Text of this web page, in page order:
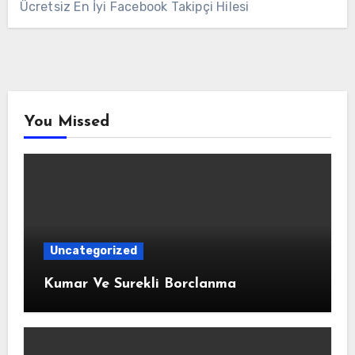
Ücretsiz En İyi Facebook Takipçi Hilesi
You Missed
Uncategorized
Kumar Ve Surekli Borclanma